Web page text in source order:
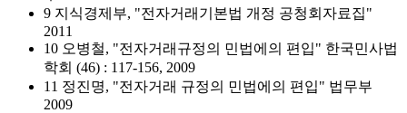
9 지식경제부, "전자거래기본법 개정 공청회자료집"
2011
10 오병철, "전자거래규정의 민법에의 편입" 한국민사법
학회 (46) : 117-156, 2009
11 정진명, "전자거래 규정의 민법에의 편입" 법무부
2009